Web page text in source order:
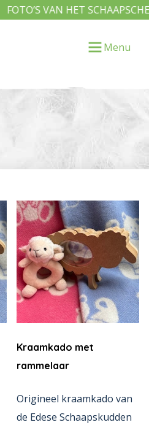
FOTO’S VAN HET
Menu
Kraamkado met
rammelaar
Origineel kraamkado van
de Edese Schaapskudden